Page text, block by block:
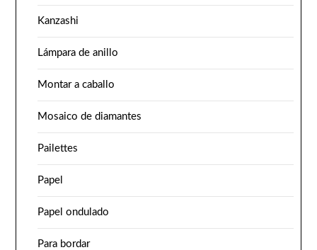
Kanzashi
Lámpara de anillo
Montar a caballo
Mosaico de diamantes
Pailettes
Papel
Papel ondulado
Para bordar